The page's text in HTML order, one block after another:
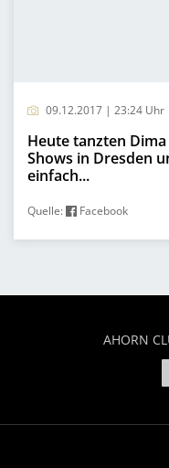
09.12.2017 | 23:24 Uhr
Heute tanzten
Shows in Dresden
einfach...
Quelle: Facebook
AHORN